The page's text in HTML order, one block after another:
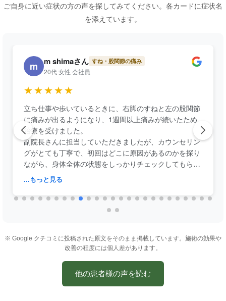
ご自身に近い症状の方の声を探してみてください。各カードに症状名
を添えています。
m m shimaさん すね・股関節の痛み
20代 女性 会社員
★★★★★
立ち仕事や歩いているときに、右脚のすねと左の股関節
に痛みが出るようになり、1週間以上痛みが続いたため
治療を受けました。
副院長さんに担当していただきましたが、カウンセリン
グがとても丁寧で、初回はどこに原因があるのかを探り
ながら、身体全体の状態をしっかりチェックしてもらえ
ました。
施術後は驚くほど痛みが軽減され、その効果に本当に驚
きました！！
数ヶ月経った今では、どれだけ1日立っていても、歩い
みや不調を改善したい方に、心からおすすめできる治療
...もっと見る
※ Google クチコミに投稿された原文をそのまま掲載しています。施術の効果や
改善の程度には個人差があります。
他の患者様の声を読む